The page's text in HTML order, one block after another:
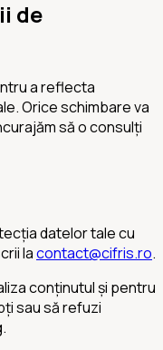
de
a reflecta
Orice schimbare va
să o consulți
datelor tale cu
lacontact@cifris.ro.
conținutul și pentru
sau să refuzi